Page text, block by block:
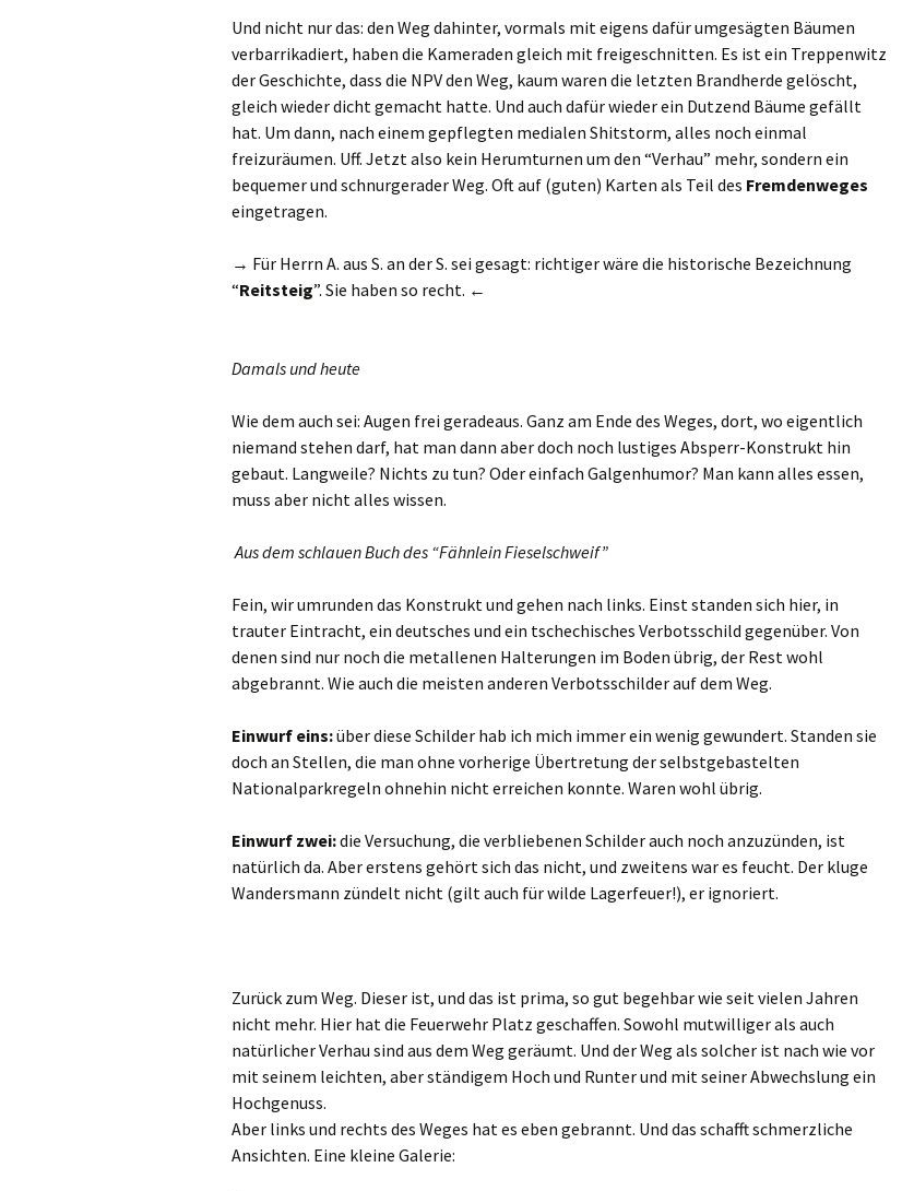
Und nicht nur das: den Weg dahinter, vormals mit eigens dafür umgesägten Bäumen
verbarrikadiert, haben die Kameraden gleich mit freigeschnitten. Es ist ein Treppenwitz
der Geschichte, dass die NPV den Weg, kaum waren die letzten Brandherde gelöscht,
gleich wieder dicht gemacht hatte. Und auch dafür wieder ein Dutzend Bäume gefällt
hat. Um dann, nach einem gepflegten medialen Shitstorm, alles noch einmal
freizuräumen. Uff. Jetzt also kein Herumturnen um den “Verhau” mehr, sondern ein
bequemer und schnurgerader Weg. Oft auf (guten) Karten als Teil des Fremdenweges
eingetragen.
→ Für Herrn A. aus S. an der S. sei gesagt: richtiger wäre die historische Bezeichnung
“Reitsteig”. Sie haben so recht. ←
Damals und heute
Wie dem auch sei: Augen frei geradeaus. Ganz am Ende des Weges, dort, wo eigentlich
niemand stehen darf, hat man dann aber doch noch lustiges Absperr-Konstrukt hin
gebaut. Langweile? Nichts zu tun? Oder einfach Galgenhumor? Man kann alles essen,
muss aber nicht alles wissen.
Aus dem schlauen Buch des “Fähnlein Fieselschweif”
Fein, wir umrunden das Konstrukt und gehen nach links. Einst standen sich hier, in
trauter Eintracht, ein deutsches und ein tschechisches Verbotsschild gegenüber. Von
denen sind nur noch die metallenen Halterungen im Boden übrig, der Rest wohl
abgebrannt. Wie auch die meisten anderen Verbotsschilder auf dem Weg.
Einwurf eins:über diese Schilder hab ich mich immer ein wenig gewundert. Standen sie
doch an Stellen, die man ohne vorherige Übertretung der selbstgebastelten
Nationalparkregeln ohnehin nicht erreichen konnte. Waren wohl übrig.
Einwurf zwei:die Versuchung, die verbliebenen Schilder auch noch anzuzünden, ist
natürlich da. Aber erstens gehört sich das nicht, und zweitens war es feucht. Der kluge
Wandersmann zündelt nicht (gilt auch für wilde Lagerfeuer!), er ignoriert.
Zurück zum Weg. Dieser ist, und das ist prima, so gut begehbar wie seit vielen Jahren
nicht mehr. Hier hat die Feuerwehr Platz geschaffen. Sowohl mutwilliger als auch
natürlicher Verhau sind aus dem Weg geräumt. Und der Weg als solcher ist nach wie vor
mit seinem leichten, aber ständigem Hoch und Runter und mit seiner Abwechslung ein
Hochgenuss.
Aber links und rechts des Weges hat es eben gebrannt. Und das schafft schmerzliche
Ansichten. Eine kleine Galerie: